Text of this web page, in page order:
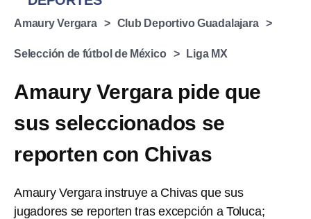
Amaury Vergara Club Deportivo Guadalajara
Selección de fútbol de México Liga MX
Amaury Vergara pide que
sus seleccionados se
reporten con Chivas
Amaury Vergara instruye a Chivas que sus
jugadores se reporten tras excepción a Toluca;